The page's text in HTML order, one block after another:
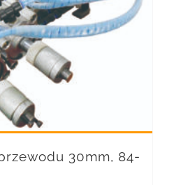
30mm, 84-